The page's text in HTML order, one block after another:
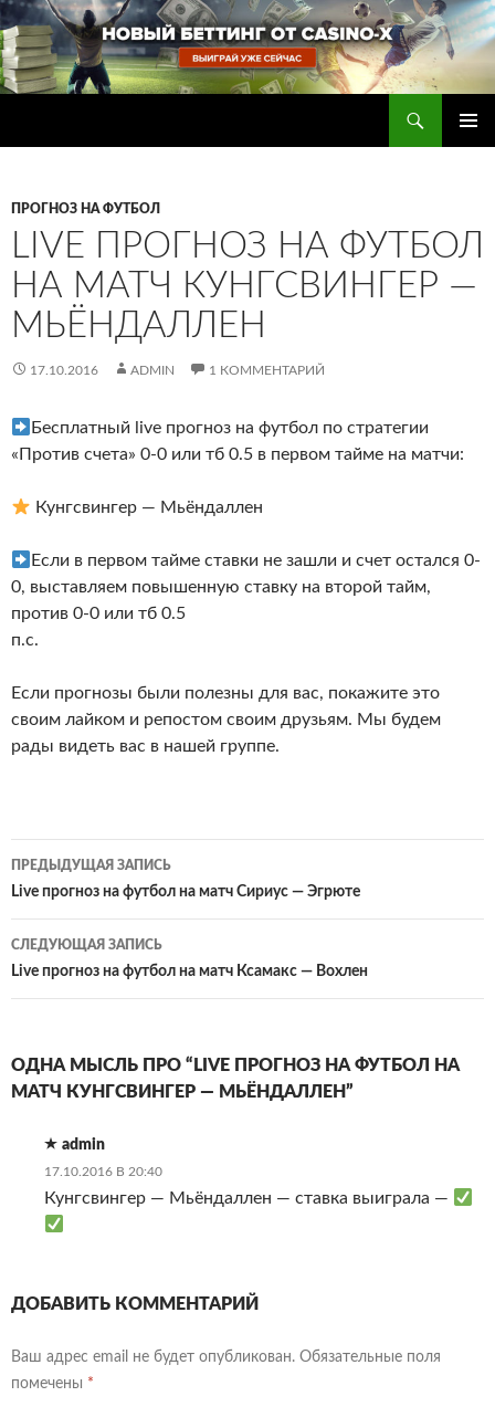
Перейти
к
содержимому
ПРОГНОЗ НА ФУТБОЛ
LIVE ПРОГНОЗ НА ФУТБОЛ
НА МАТЧ КУНГСВИНГЕР —
МЬЁНДАЛЛЕН
17.10.2016 ADMIN 1 КОММЕНТАРИЙ
Бесплатный live прогноз на футбол по стратегии
«Против счета» 0-0 или тб 0.5 в первом тайме на матчи:
Кунгсвингер — Мьёндаллен
Если в первом тайме ставки не зашли и счет остался 0-
0, выставляем повышенную ставку на второй тайм,
против 0-0 или тб 0.5
п.с.
Если прогнозы были полезны для вас, покажите это
своим лайком и репостом своим друзьям. Мы будем
рады видеть вас в нашей группе.
Навигация
по
записям
ПРЕДЫДУЩАЯ ЗАПИСЬ
Live прогноз на футбол на матч Сириус — Эгрюте
СЛЕДУЮЩАЯ ЗАПИСЬ
Live прогноз на футбол на матч Ксамакс — Вохлен
ОДНА МЫСЛЬ ПРО “LIVE ПРОГНОЗ НА ФУТБОЛ НА
МАТЧ КУНГСВИНГЕР — МЬЁНДАЛЛЕН”
admin
17.10.2016 В 20:40
Кунгсвингер — Мьёндаллен — ставка выиграла —
ДОБАВИТЬ КОММЕНТАРИЙ
Ваш адрес email не будет опубликован. Обязательные поля
помечены *